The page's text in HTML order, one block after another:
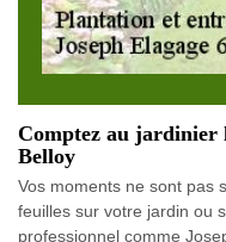
Comptez au jardinier
Belloy
Vos moments ne sont pas
feuilles sur votre jardin ou
professionnel comme